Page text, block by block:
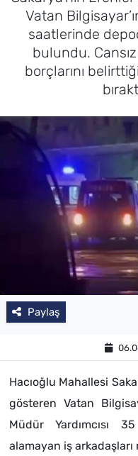
Vatan
saatlerinde
bulundu.
borçlarını
Paylaş
Hacıoğlu Mahallesi
gösteren Vatan
Müdür Yardımcısı
alamayan iş